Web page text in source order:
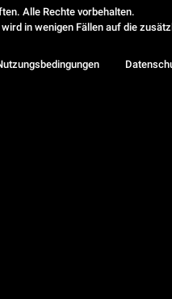
Alle Rechte vorbehalten.
in wenigen Fällen auf die